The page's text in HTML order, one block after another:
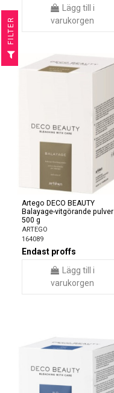
Lägg till i
varukorgen
Artego DECO BEAUTY
Balayage-vitgörande pulver
500 g
ARTEGO
164089
Endast proffs
Lägg till i
varukorgen
R